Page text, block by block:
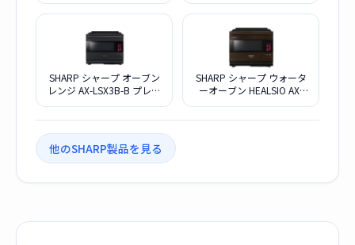
ルホワイト
SHARP シャープ オーブン
レンジ AX-LSX3B-B プレミ
SHARP シャープ ウォータ
ーオーブン HEALSIO AX-
他のSHARP製品を見る